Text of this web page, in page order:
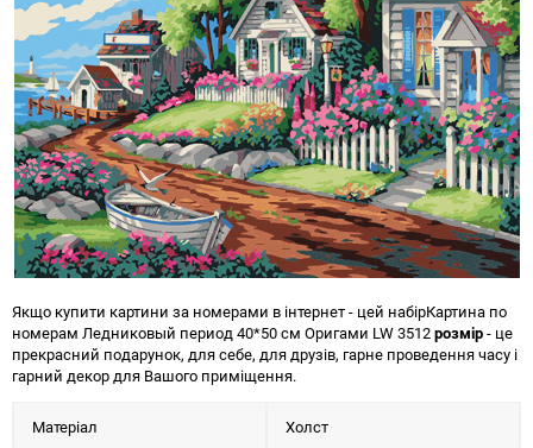
Якщо купити картини за номерами в інтернет - цей набірКартина по
номерам Ледниковый период 40*50 см Оригами LW 3512розмір- це
прекрасний подарунок, для себе, для друзів, гарне проведення часу і
гарний декор для Вашого приміщення.
Матеріал Холст